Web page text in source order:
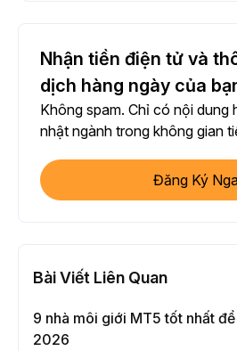
Nhận tiền điện tử và
dịch hàng ngày của
Không spam. Chỉ có nội dung
nhật ngành trong không gian
Đăng Ký
Bài Viết Liên Quan
9 nhà môi giới MT5 tốt nhất
2026